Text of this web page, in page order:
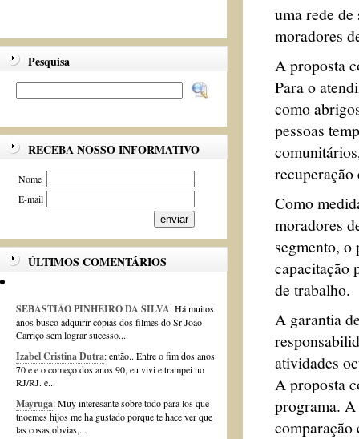
Pesquisa
RECEBA NOSSO INFORMATIVO
Nome
E-mail
ÚLTIMOS COMENTÁRIOS
SEBASTIÃO PINHEIRO DA SILVA: Há muitos
anos busco adquirir cópias dos filmes do Sr João
Carriço sem lograr sucesso....
Izabel Cristina Dutra: então.. Entre o fim dos anos
70 e e o começo dos anos 90, eu vivi e trampei no
RJ/RJ. e...
Mayruga: Muy interesante sobre todo para los que
tnoemes hijos me ha gustado porque te hace ver que
las cosas obvias,...
uma rede
moradores
A proposta
Para o
como
pessoas
recuperação
Como
moradores
segmento,
capacitação
de trabalho.
A garantia
atividades
A proposta
programa. A
comparação